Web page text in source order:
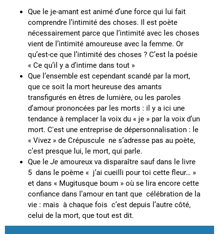
Que le je-amant est animé d’une force qui lui fait
comprendre l’intimité des choses. Il est poète
nécessairement parce que l’intimité avec les choses
vient de l’intimité amoureuse avec la femme. Or
qu’est-ce que l’intimité des choses ? C’est la poésie
« Ce qu’il y a d’intime dans tout »
Que l’ensemble est cependant scandé par la mort,
que ce soit la mort heureuse des amants
transfigurés en êtres de lumière, ou les paroles
d’amour prononcées par les morts : il y a ici une
tendance à remplacer la voix du « je » par la voix d’un
mort. C'est une entreprise de dépersonnalisation : le
« Vivez » de Crépuscule ne s’adresse pas au poète,
c’est presque lui, le mort, qui parle.
Que le Je amoureux va disparaître sauf dans le livre
5 dans le poème « j’ai cueilli pour toi cette fleur… »
et dans « Mugitusque boum » où se lira encore cette
confiance dans l’amour en tant que célébration de la
vie : mais à chaque fois c’est depuis l’autre côté,
celui de la mort, que tout est dit.